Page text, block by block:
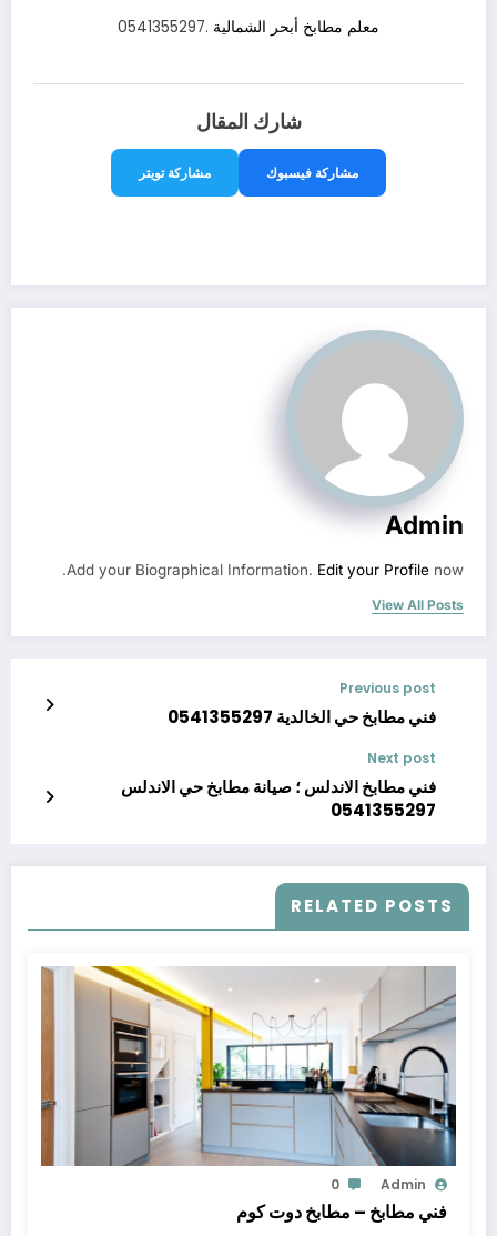
معلم مطابخ أبحر الشمالية .0541355297
شارك المقال
مشاركة فيسبوك مشاركة تويتر
Admin
Add your Biographical Information. Edit your Profile now.
View All Posts
Previous post
فني مطابخ حي الخالدية 0541355297
Next post
فني مطابخ الاندلس ؛ صيانة مطابخ حي الاندلس
0541355297
RELATED POSTS
Admin
0
فني مطابخ – مطابخ دوت كوم